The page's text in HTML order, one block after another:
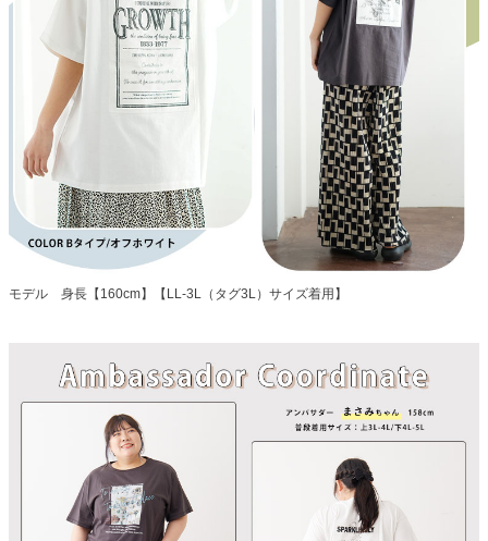
モデル 身長【160cm】【LL-3L（タグ3L）サイズ着用】